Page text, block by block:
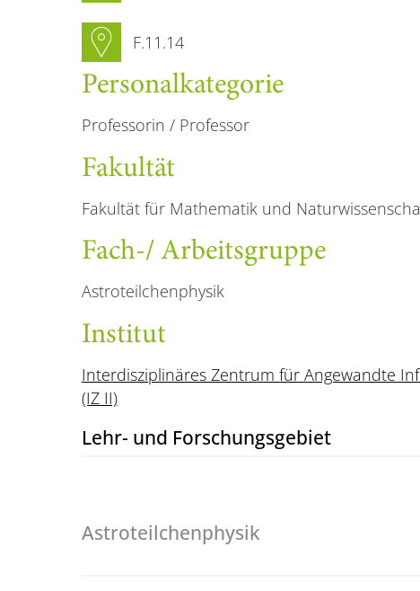
Sekretariat Raumnummer
F.11.14
Personal­kategorie
Professorin / Professor
Fakultät
Fakultät für Mathematik und
Fach-/ Arbeitsgruppe
Astroteilchenphysik
Institut
Interdisziplinäres Zentrum für Angewandte
(IZ II)
Lehr- und Forschungs­gebiet
Astroteilchenphysik